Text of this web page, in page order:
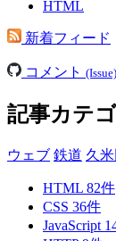
HTML
新着フィード
コメント (Issue)
記事カテ
ウェブ 鉄道 久
HTML 82件
CSS 36件
JavaScript